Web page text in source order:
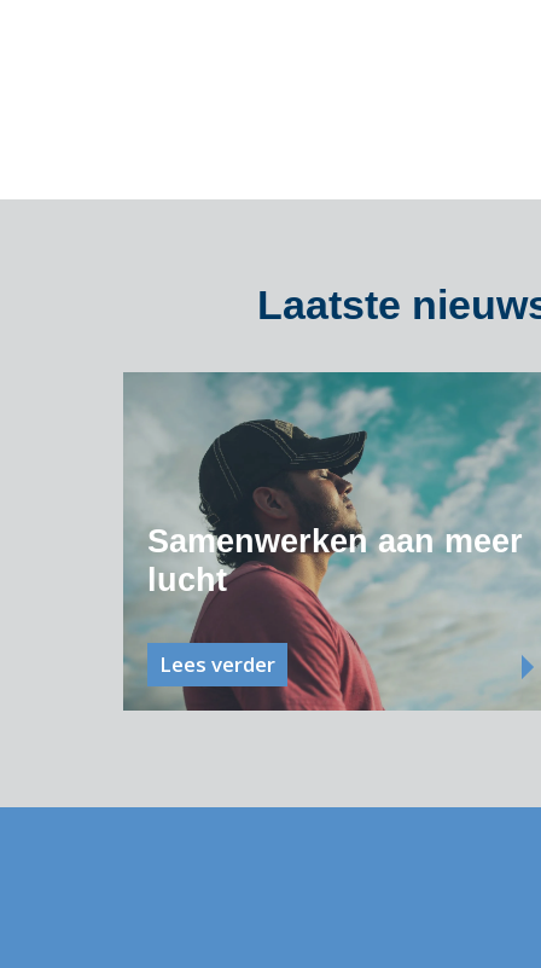
Laatste
Samenwerken aan meer
lucht
Lees verder